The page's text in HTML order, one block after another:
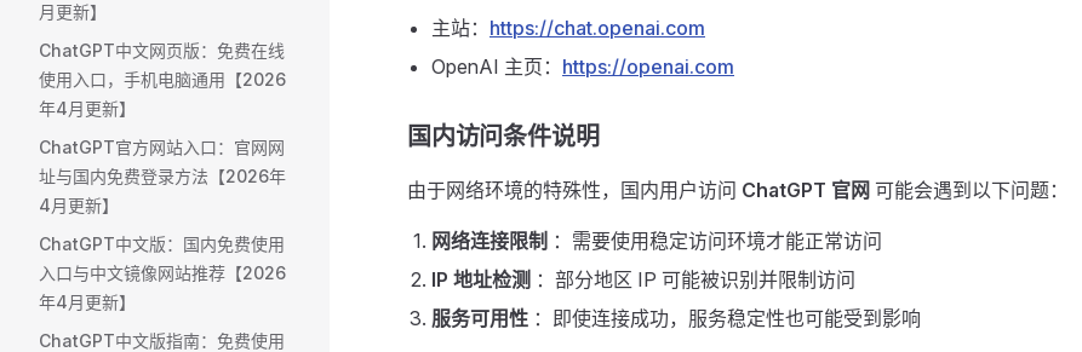
月更新】
ChatGPT中文网页版：免费在线
使用入口，手机电脑通用【2026
年4月更新】
ChatGPT官方网站入口：官网网
址与国内免费登录方法【2026年
4月更新】
ChatGPT中文版：国内免费使用
入口与中文镜像网站推荐【2026
年4月更新】
ChatGPT中文版指南：免费使用
主站： https://chat.openai.com
OpenAI 主页： https://openai.com
国内访问条件说明 ​
由于网络环境的特殊性，国内用户访问 ChatGPT 官网 可能会遇到以下问题：
网络连接限制 ：需要使用稳定访问环境才能正常访问
IP 地址检测 ：部分地区 IP 可能被识别并限制访问
服务可用性 ：即使连接成功，服务稳定性也可能受到影响